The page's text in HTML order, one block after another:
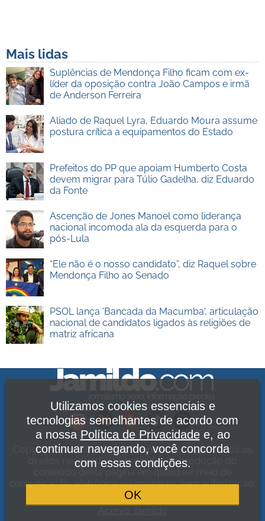
Mais lidas
Suplências de Mendonça Filho ficam com ex-
líder da oposição contra João Campos e irmã
de Anderson Ferreira
Aliado de Raquel Lyra, Eduardo Moura assume
postura crítica a equipamentos do Estado
Prefeitos do PP que apoiam Humberto Costa
devem migrar para Túlio Gadelha, diz Eduardo
da Fonte
Ascenção de Jones Manoel como liderança
nacional incomoda ala da esquerda para o
pós-Lula
“Ele não é o nosso candidato”, diz Raquel sobre
Mendonça Filho ao Senado
PSOL lança 'Bancada da Macumba', articulação
nacional de candidatos ligados às religiões de
matriz africana
Copyright Jamildo Melo Comunicações Ltda. Todos os
direitos reservados. É proibida a reprodução do
conteúdo desta página em qualquer meio de
comunicação, eletrônico ou impresso, sem autorização.
Política de Privacidade
Utilizamos cookies essenciais e
tecnologias semelhantes de acordo com
a nossa Política de Privacidadee, ao
continuar navegando, você concorda
com essas condições.
OK